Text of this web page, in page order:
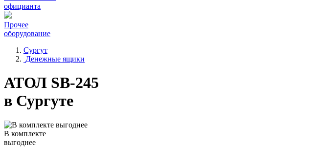
официанта
Прочее
оборудование
Сургут
Денежные ящики
АТОЛ SB-245
в Сургуте
В комплекте
выгоднее